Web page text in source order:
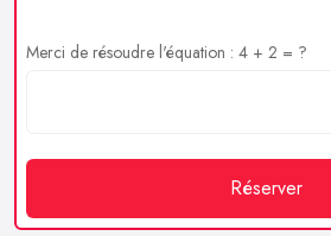
Merci de résoudre l'équation : 4 + 2 = ?
Réserver